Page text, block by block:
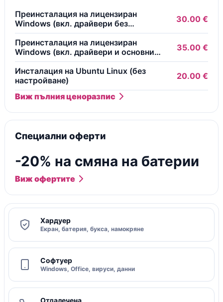
Преинсталация на лицензиран
Windows (вкл. драйвери без
безплатни програми)
30.00 €
Преинсталация на лицензиран
Windows (вкл. драйвери и основни
безплатни програми)
35.00 €
Инсталация на Ubuntu Linux (без
настройване)
20.00 €
Виж пълния ценоразпис
Специални оферти
-20% на смяна на батерии
Виж офертите
Хардуер
Екран, батерия, букса, намокряне
Софтуер
Windows, Office, вируси, данни
Отдалечена